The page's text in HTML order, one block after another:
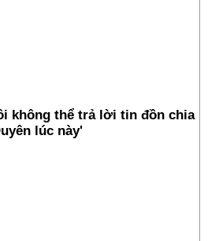
không thể trả lời tin đồn chia
lúc này'